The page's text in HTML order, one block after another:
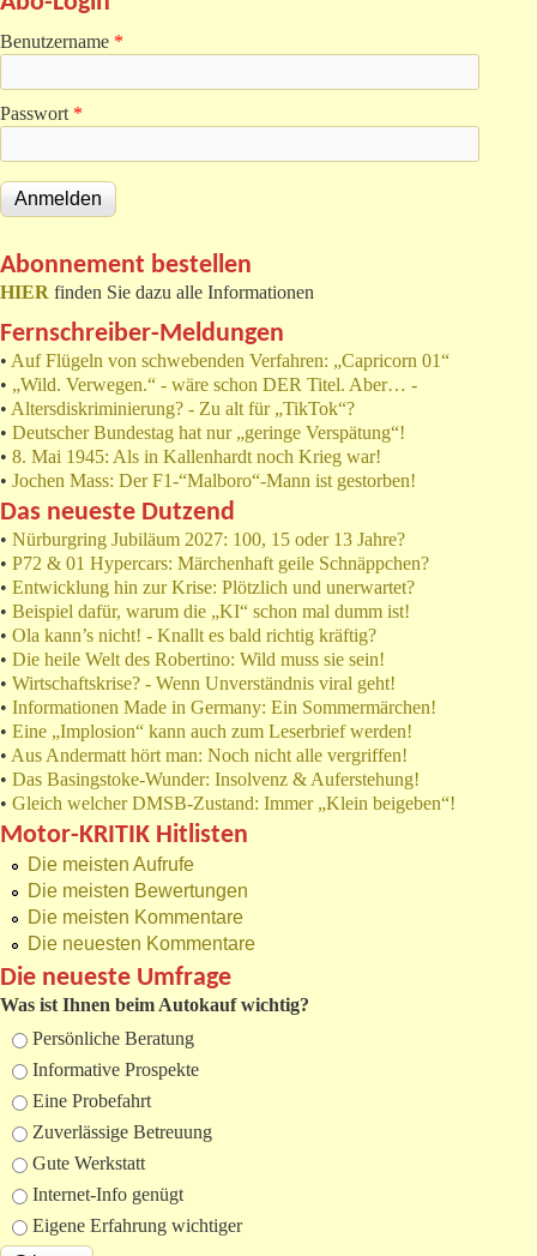
Benutzername *
Passwort *
Abonnement bestellen
HIER finden Sie dazu alle Informationen
Fernschreiber-Meldungen
• Auf Flügeln von schwebenden Verfahren: „Capricorn 01“
• „Wild. Verwegen.“ - wäre schon DER Titel. Aber… -
• Altersdiskriminierung? - Zu alt für „TikTok“?
• Deutscher Bundestag hat nur „geringe Verspätung“!
• 8. Mai 1945: Als in Kallenhardt noch Krieg war!
• Jochen Mass: Der F1-“Malboro“-Mann ist gestorben!
Das neueste Dutzend
• Nürburgring Jubiläum 2027: 100, 15 oder 13 Jahre?
• P72 & 01 Hypercars: Märchenhaft geile Schnäppchen?
• Entwicklung hin zur Krise: Plötzlich und unerwartet?
• Beispiel dafür, warum die „KI“ schon mal dumm ist!
• Ola kann’s nicht! - Knallt es bald richtig kräftig?
• Die heile Welt des Robertino: Wild muss sie sein!
• Wirtschaftskrise? - Wenn Unverständnis viral geht!
• Informationen Made in Germany: Ein Sommermärchen!
• Eine „Implosion“ kann auch zum Leserbrief werden!
• Aus Andermatt hört man: Noch nicht alle vergriffen!
• Das Basingstoke-Wunder: Insolvenz & Auferstehung!
• Gleich welcher DMSB-Zustand: Immer „Klein beigeben“!
Motor-KRITIK Hitlisten
Die meisten Aufrufe
Die meisten Bewertungen
Die meisten Kommentare
Die neuesten Kommentare
Die neueste Umfrage
Was ist Ihnen beim Autokauf wichtig?
Auswahlmöglichkeiten
Persönliche Beratung
Informative Prospekte
Eine Probefahrt
Zuverlässige Betreuung
Gute Werkstatt
Internet-Info genügt
Eigene Erfahrung wichtiger